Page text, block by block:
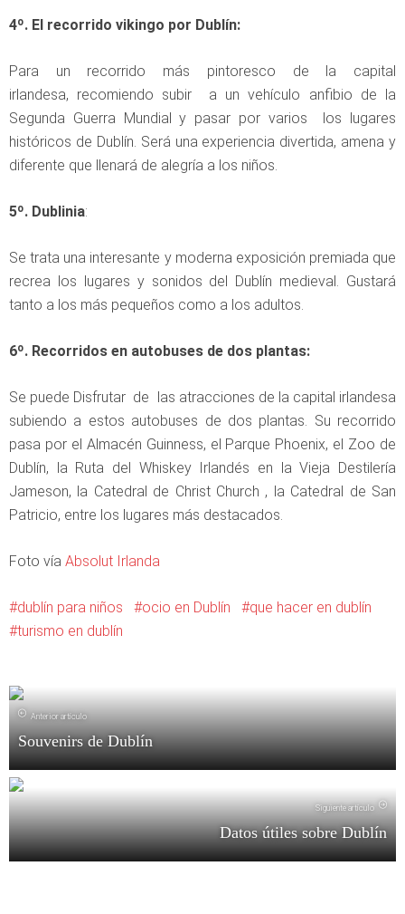
4º. El recorrido vikingo por Dublín:
Para un recorrido más pintoresco de la capital
irlandesa, recomiendo subir a un vehículo anfibio de la
Segunda Guerra Mundial y pasar por varios los lugares
históricos de Dublín. Será una experiencia divertida, amena y
diferente que llenará de alegría a los niños.
5º. Dublinia:
Se trata una interesante y moderna exposición premiada que
recrea los lugares y sonidos del Dublín medieval. Gustará
tanto a los más pequeños como a los adultos.
6º. Recorridos en autobuses de dos plantas:
Se puede Disfrutar de las atracciones de la capital irlandesa
subiendo a estos autobuses de dos plantas. Su recorrido
pasa por el Almacén Guinness, el Parque Phoenix, el Zoo de
Dublín, la Ruta del Whiskey Irlandés en la Vieja Destilería
Jameson, la Catedral de Christ Church , la Catedral de San
Patricio, entre los lugares más destacados.
Foto vía Absolut Irlanda
dublín para niños ocio en Dublín
que hacer en dublín
turismo en dublín
Anterior artículo
Souvenirs de Dublín
Siguiente artículo
Datos útiles sobre Dublín